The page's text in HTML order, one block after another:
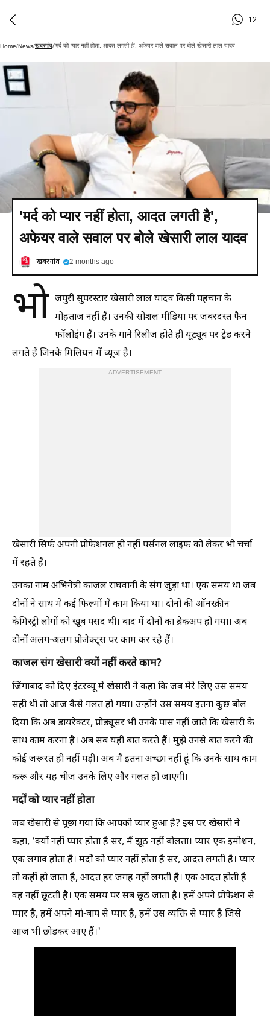
12
Home/News/खबरगांव/'मर्द को प्यार नहीं होता, आदत लगती है', अफेयर वाले सवाल पर बोले खेसारी लाल यादव
'मर्द को प्यार नहीं होता, आदत लगती है',
अफेयर वाले सवाल पर बोले खेसारी लाल यादव
खबरगांव 2 months ago
भो जपुरी सुपरस्टार खेसारी लाल यादव किसी पहचान के
मोहताज नहीं हैं। उनकी सोशल मीडिया पर जबरदस्त फैन
फॉलोइंग हैं। उनके गाने रिलीज होते ही यूट्यूब पर ट्रेंड करने
लगते हैं जिनके मिलियन में व्यूज है।
ADVERTISEMENT
खेसारी सिर्फ अपनी प्रोफेशनल ही नहीं पर्सनल लाइफ को लेकर भी चर्चा
में रहते हैं।
उनका नाम अभिनेत्री काजल राघवानी के संग जुड़ा था। एक समय था जब
दोनों ने साथ में कई फिल्मों में काम किया था। दोनों की ऑनस्क्रीन
केमिस्ट्री लोगों को खूब पंसद थी। बाद में दोनों का ब्रेकअप हो गया। अब
दोनों अलग-अलग प्रोजेक्ट्स पर काम कर रहे हैं।
काजल संग खेसारी क्यों नहीं करते काम?
जिंगाबाद को दिए इंटरव्यू में खेसारी ने कहा कि जब मेरे लिए उस समय
सही थी तो आज कैसे गलत हो गया। उन्होंने उस समय इतना कुछ बोल
दिया कि अब डायरेक्टर, प्रोड्यूसर भी उनके पास नहीं जाते कि खेसारी के
साथ काम करना है। अब सब यही बात करते हैं। मुझे उनसे बात करने की
कोई जरूरत ही नहीं पड़ी। अब मैं इतना अच्छा नहीं हूं कि उनके साथ काम
करूं और यह चीज उनके लिए और गलत हो जाएगी।
मर्दों को प्यार नहीं होता
जब खेसारी से पूछा गया कि आपको प्यार हुआ है? इस पर खेसारी ने
कहा, 'क्यों नहीं प्यार होता है सर, मैं झूठ नहीं बोलता। प्यार एक इमोशन,
एक लगाव होता है। मर्दों को प्यार नहीं होता है सर, आदत लगती है। प्यार
तो कहीं हो जाता है, आदत हर जगह नहीं लगती है। एक आदत होती है
वह नहीं छूटती है। एक समय पर सब छूठ जाता है। हमें अपने प्रोफेशन से
प्यार है, हमें अपने मां-बाप से प्यार है, हमें उस व्यक्ति से प्यार है जिसे
आज भी छोड़कर आए हैं।'